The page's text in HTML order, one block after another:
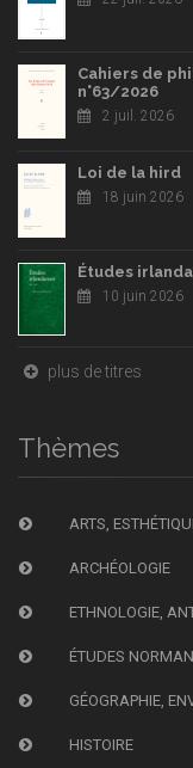
Cahiers de
n°63/2026
2 juil. 2026
Loi de la hird
18 juin 2026
Études
10 juin 2026
plus de titres
Thèmes
ARTS,
ARCHÉOLOGIE
ETHNOLOGIE,
ÉTUDES
GÉOGRAPHIE,
HISTOIRE